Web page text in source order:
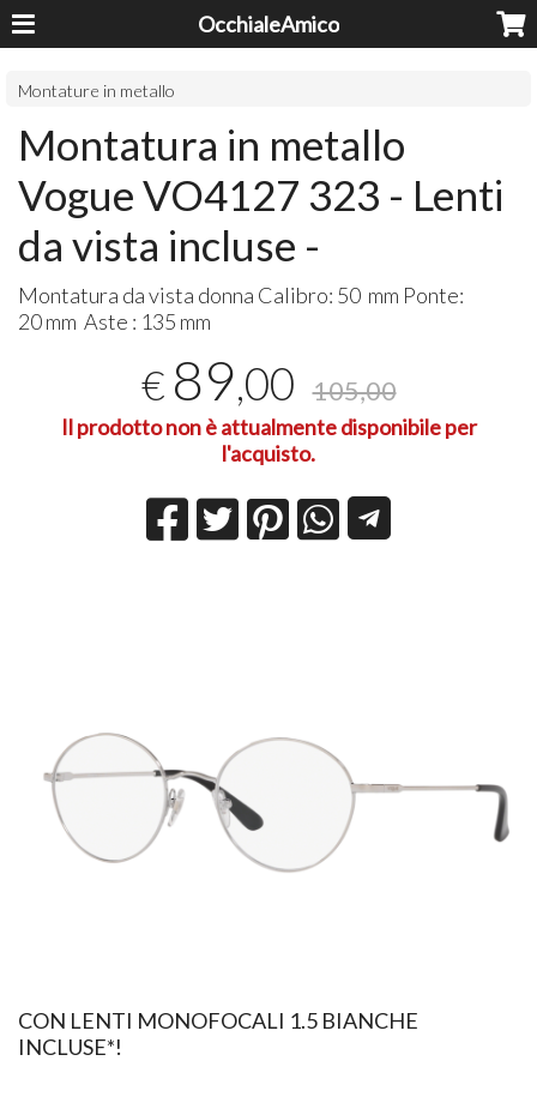
OcchialeAmico
Montature in metallo
Montatura in metallo
Vogue VO4127 323 - Lenti
da vista incluse -
Montatura da vista donna Calibro: 50 mm Ponte:
20 mm Aste : 135 mm
€ 89,00 105,00
Il prodotto non è attualmente disponibile per
l'acquisto.
CON LENTI MONOFOCALI 1.5 BIANCHE
INCLUSE*!